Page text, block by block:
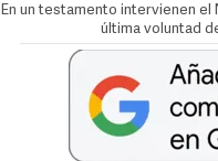
En un testamento intervienen el
última voluntad